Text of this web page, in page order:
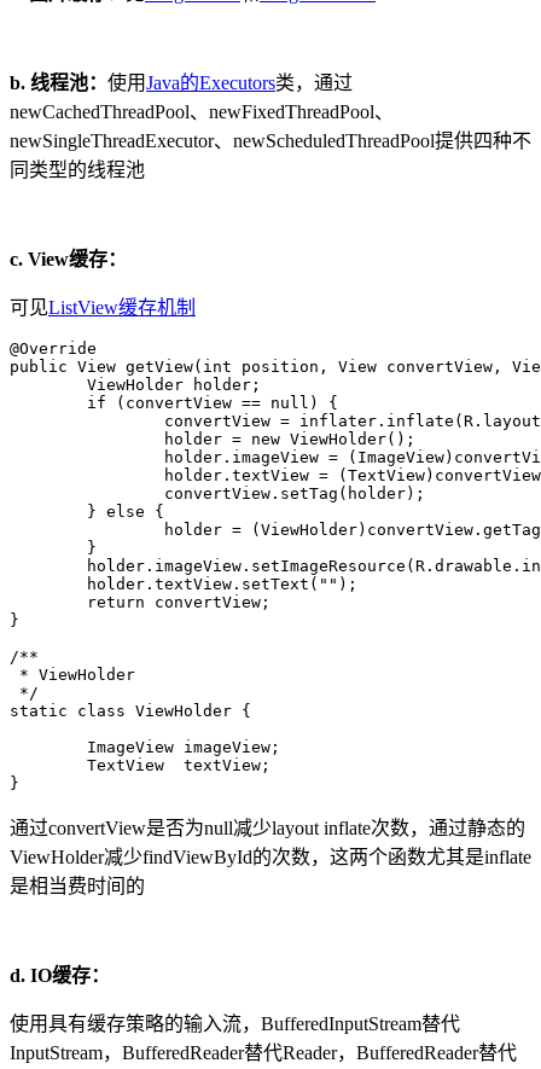
b. 线程池： 使用Java的Executors类，通过
newCachedThreadPool、newFixedThreadPool、
newSingleThreadExecutor、newScheduledThreadPool提供四种不
同类型的线程池
c. View缓存：
可见ListView缓存机制
@Override
public View getView(int position, View convertView,
}
/**
* ViewHolder
*/
static class ViewHolder {
}
通过convertView是否为null减少layout inflate次数，通过静态的
ViewHolder减少findViewById的次数，这两个函数尤其是inflate
是相当费时间的
d. IO缓存：
使用具有缓存策略的输入流，BufferedInputStream替代
InputStream，BufferedReader替代Reader，BufferedReader替代